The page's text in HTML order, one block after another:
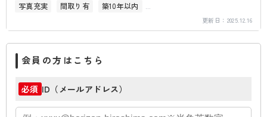
写真充実 間取り有
築10年以内
更新日： 2025.12.16
会員の方はこちら
必須 ID（メールアドレス）